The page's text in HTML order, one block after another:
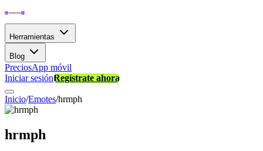
Herramientas
Blog
PreciosApp móvil
Iniciar sesiónRegístrate ahora
Inicio/Emotes/hrmph
hrmph